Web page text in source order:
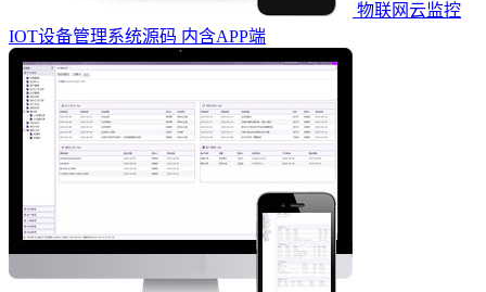
物联网云监控
IOT设备管理系统源码 内含APP端